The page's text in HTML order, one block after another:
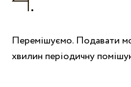
Перемішуємо. Подавати
хвилин періодичну